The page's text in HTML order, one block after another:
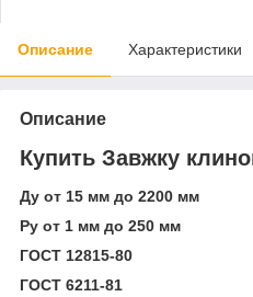
Описание Характеристики
Описание
Купить Завжку
Ду от 15 мм до 2200 мм
Ру от 1 мм до 250 мм
ГОСТ 12815-80
ГОСТ 6211-81